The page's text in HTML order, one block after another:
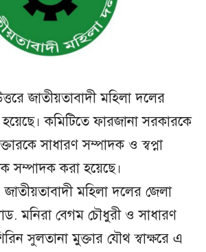
জাতীয়তাবাদী মহিলা দলের
কমিটিতে ফারজানা সরকারকে
সাধারণ সম্পাদক ও স্বপ্না
সম্পাদক করা হয়েছে।
মহিলা দলের জেলা
মনিরা বেগম চৌধুরী ও সাধারণ
সুলতানা মুক্তার যৌথ স্বাক্ষরে এ